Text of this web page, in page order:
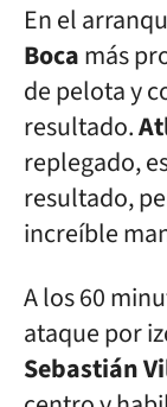
En el
Bocamás
de pelota y
resultado.
replegado,
resultado,
increíble
A los 60
ataque por
Sebastián